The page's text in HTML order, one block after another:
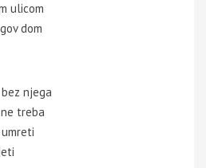
ulicom
dom
bez njega
treba